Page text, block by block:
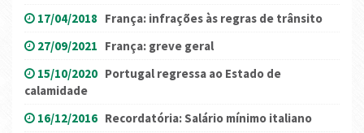
17/04/2018 França: infrações às regras de trânsito
27/09/2021 França: greve geral
15/10/2020 Portugal regressa ao Estado de
calamidade
16/12/2016 Recordatória: Salário mínimo italiano